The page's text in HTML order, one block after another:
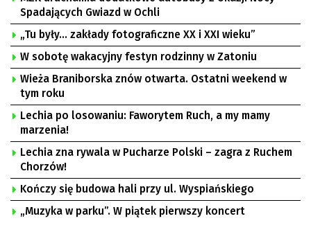
Spadających Gwiazd w Ochli
„Tu były… zakłady fotograficzne XX i XXI wieku”
W sobotę wakacyjny festyn rodzinny w Zatoniu
Wieża Braniborska znów otwarta. Ostatni weekend w
tym roku
Lechia po losowaniu: Faworytem Ruch, a my mamy
marzenia!
Lechia zna rywala w Pucharze Polski – zagra z Ruchem
Chorzów!
Kończy się budowa hali przy ul. Wyspiańskiego
„Muzyka w parku”. W piątek pierwszy koncert